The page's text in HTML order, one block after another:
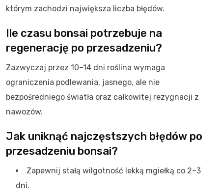
którym zachodzi największa liczba błędów.
Ile czasu bonsai potrzebuje na
regenerację po przesadzeniu?
Zazwyczaj przez 10–14 dni roślina wymaga
ograniczenia podlewania, jasnego, ale nie
bezpośredniego światła oraz całkowitej rezygnacji z
nawozów.
Jak uniknąć najczęstszych błędów po
przesadzeniu bonsai?
Zapewnij stałą wilgotność lekką mgiełką co 2–3
dni.